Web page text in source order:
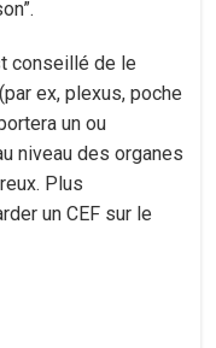
conseillé de le
ex, plexus, poche
un ou
niveau des organes
Plus
un CEF sur le